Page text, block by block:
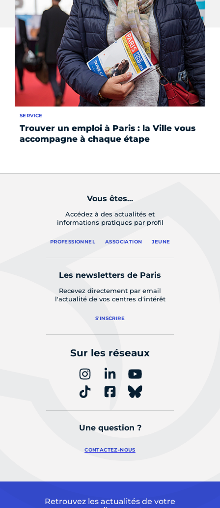
Trouver un emploi à Paris : la Ville vous
accompagne à chaque étape
SERVICE
Vous êtes...
Accédez à des actualités et
informations pratiques par profil
PROFESSIONNEL ASSOCIATION JEUNE
Les newsletters de Paris
Recevez directement par email
l'actualité de vos centres d'intérêt
S'INSCRIRE
Sur les réseaux
Une question ?
CONTACTEZ-NOUS
Retrouvez les actualités de votre